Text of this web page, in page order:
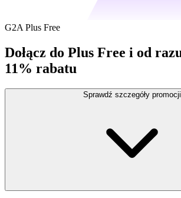
G2A Plus Free
Dołącz do Plus Free i od
11% rabatu
Sprawdź szczegóły promocji